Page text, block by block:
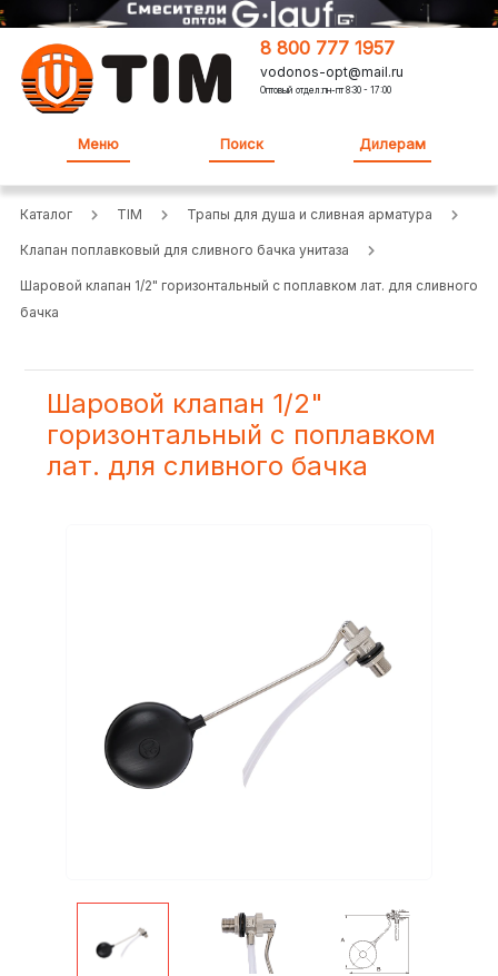
8 800 777 1957
vodonos-opt@mail.ru
Оптовый отдел:пн-пт 8:30 - 17:00
Меню Поиск Дилерам
Каталог TIM Трапы для душа и сливная арматура
Клапан поплавковый для сливного бачка унитаза
Шаровой клапан 1/2" горизонтальный с поплавком лат. для сливного
бачка
Шаровой клапан 1/2"
горизонтальный с поплавком
лат. для сливного бачка